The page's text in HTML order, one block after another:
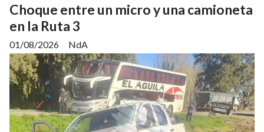
Choque entre un micro y una camioneta
en la Ruta 3
NdA
01/08/2026